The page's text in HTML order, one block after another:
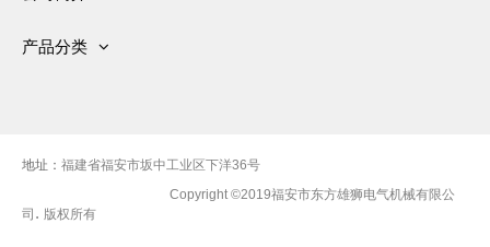
关于公司
产品分类
地址： 福建省福安市坂中工业区下洋36号
Copyright ©2019福安市东方雄狮电气机械有限公
司 . 版权所有